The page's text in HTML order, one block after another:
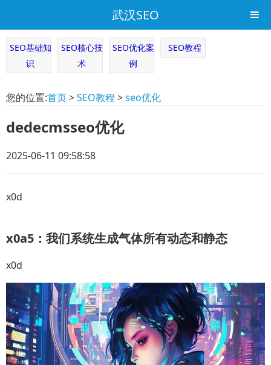
武汉SEO
SEO基础知
识
SEO核心技
术
SEO优化案
例
SEO教程
您的位置:首页>SEO教程 >seo优化
dedecmsseo优化
2025-06-11 09:58:58
x0d
x0a5：我们系统生成气体所有动态和静态
x0d